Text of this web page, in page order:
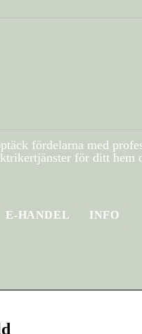
fördelarna med
för ditt hem
E-HANDEL INFO